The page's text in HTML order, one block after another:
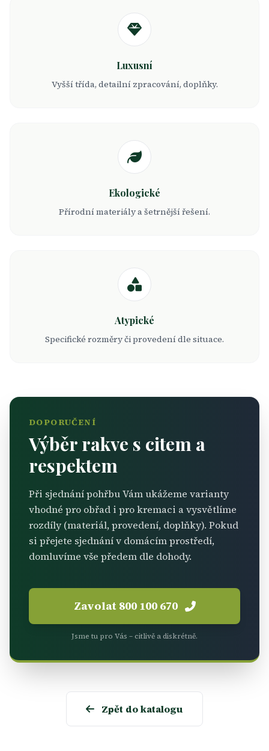
Luxusní
Vyšší třída, detailní zpracování, doplňky.
Ekologické
Přírodní materiály a šetrnější řešení.
Atypické
Specifické rozměry či provedení dle situace.
DOPORUČENÍ
Výběr rakve s citem a
respektem
Při sjednání pohřbu Vám ukážeme varianty
vhodné pro obřad i pro kremaci a vysvětlíme
rozdíly (materiál, provedení, doplňky). Pokud
si přejete sjednání v domácím prostředí,
domluvíme vše předem dle dohody.
Zavolat 800 100 670
Jsme tu pro Vás – citlivě a diskrétně.
Zpět do katalogu